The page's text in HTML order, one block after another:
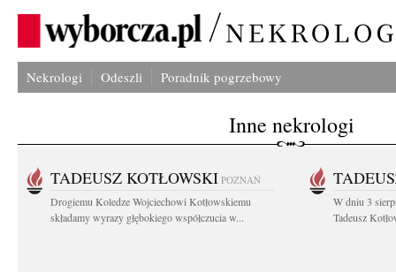
Nekrologi Odeszli Poradnik pogrzebowy
Inne nekrologi
TADEUSZ KOTŁOWSKI POZNAŃ
Drogiemu Koledze Wojciechowi Kotłowskiemu
składamy wyrazy głębokiego współczucia w...
W dniu 3
Tadeusz